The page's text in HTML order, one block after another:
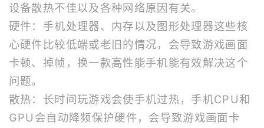
设备散热不佳以及各种网络原因有关。
硬件：手机处理器、内存以及图形处理器这些核
心硬件比较低端或老旧的情况，会导致游戏画面
卡顿、掉帧，换一款高性能手机能有效解决这个
问题。
散热：长时间玩游戏会使手机过热，手机CPU和
GPU会自动降频保护硬件，会导致游戏画面卡